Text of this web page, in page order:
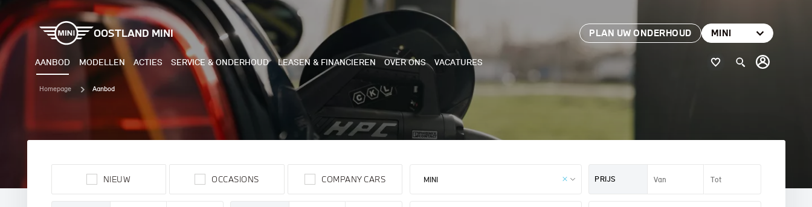
OOSTLAND MINI PLAN UW ONDERHOUD MINI
AANBOD MODELLEN
ELEKTRISCH
MINI ACEMAN ELECTRIC MINI COOPER CABRIO
ACTIES SERVICE & ONDERHOUD LEASEN & FINANCIEREN OVER ONS VACATURES
Homepage Aanbod
NIEUW OCCASIONS COMPANY CARS PRIJS